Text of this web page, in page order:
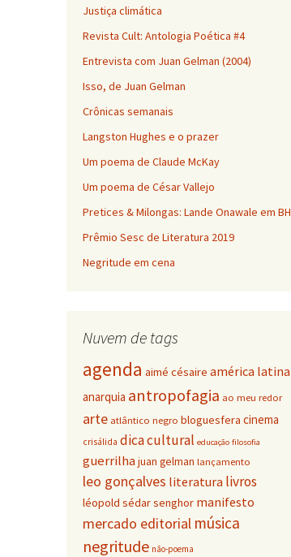
Justiça climática
Revista Cult: Antologia Poética #4
Entrevista com Juan Gelman (2004)
Isso, de Juan Gelman
Crônicas semanais
Langston Hughes e o prazer
Um poema de Claude McKay
Um poema de César Vallejo
Pretices & Milongas: Lande Onawale em BH
Prêmio Sesc de Literatura 2019
Negritude em cena
Nuvem de tags
agenda aimé césaire américa latina
anarquia antropofagia ao meu redor
arte atlântico negro bloguesfera cinema
crisálida dica cultural educação filosofia
guerrilhajuan gelman lançamento
leo gonçalves literatura livros
léopold sédar senghor manifesto
mercado editorial música
negritude não-poema